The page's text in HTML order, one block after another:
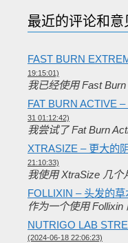
最近的评论和意
FAST BURN
19:15:01)
我已经使用 Fast
FAT BURN ACTIVE
31 01:12:42)
我尝试了 Fat Burn
XTRASIZE – 更大的
21:10:33)
我使用 XtraSize 几
FOLLIXIN – 头发的
作为一个使用
NUTRIGO LAB
(2024-06-18 22:06:23)